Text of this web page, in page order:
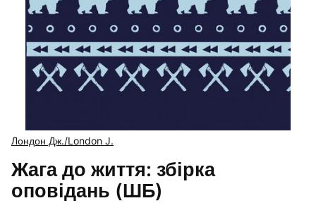
Лондон Дж./London J.
Жага до життя: збірка
оповідань (ШБ)